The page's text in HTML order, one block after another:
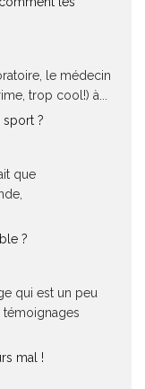
le médecin
trop cool!) à...
sport ?
que
?
qui est un peu
témoignages
mal !